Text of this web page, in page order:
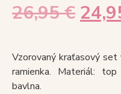
26,95€
Vzorovaný kraťasový
ramienka. Materiál:
bavlna.